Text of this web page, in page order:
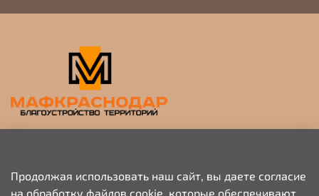
Продолжая использовать наш сайт, вы даете согласие
на обработку файлов cookie, которые обеспечивают